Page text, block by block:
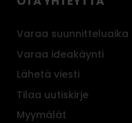
Varaa suunnitteluaika
Varaa ideakäynti
Lähetä viesti
Tilaa uutiskirje
Myymälät